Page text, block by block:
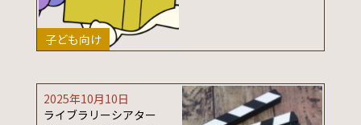
子ども向け
2025年10月10日
ライブラリーシアター